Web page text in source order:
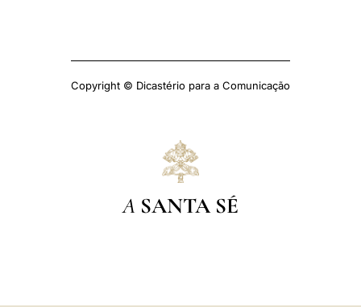
Copyright © Dicastério para a Comunicação
A SANTA SÉ